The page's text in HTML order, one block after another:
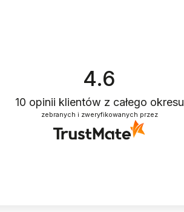
4.6
10 opinii klientów z całego okresu
zebranych i zweryfikowanych przez